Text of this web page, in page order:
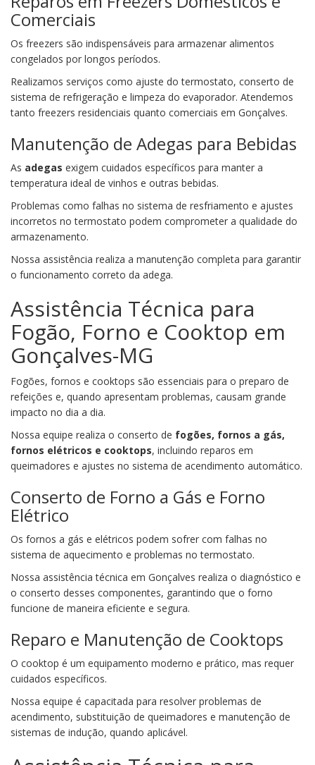
Comerciais
Os freezers são indispensáveis para armazenar alimentos
congelados por longos períodos.
Realizamos serviços como ajuste do termostato, conserto de
sistema de refrigeração e limpeza do evaporador. Atendemos
tanto freezers residenciais quanto comerciais em Gonçalves.
Manutenção de Adegas para Bebidas
As adegas exigem cuidados específicos para manter a
temperatura ideal de vinhos e outras bebidas.
Problemas como falhas no sistema de resfriamento e ajustes
incorretos no termostato podem comprometer a qualidade do
armazenamento.
Nossa assistência realiza a manutenção completa para garantir
o funcionamento correto da adega.
Assistência Técnica para
Fogão, Forno e Cooktop em
Gonçalves-MG
Fogões, fornos e cooktops são essenciais para o preparo de
refeições e, quando apresentam problemas, causam grande
impacto no dia a dia.
Nossa equipe realiza o conserto de fogões, fornos a gás,
fornos elétricos e cooktops, incluindo reparos em
queimadores e ajustes no sistema de acendimento automático.
Conserto de Forno a Gás e Forno
Elétrico
Os fornos a gás e elétricos podem sofrer com falhas no
sistema de aquecimento e problemas no termostato.
Nossa assistência técnica em Gonçalves realiza o diagnóstico e
o conserto desses componentes, garantindo que o forno
funcione de maneira eficiente e segura.
Reparo e Manutenção de Cooktops
O cooktop é um equipamento moderno e prático, mas requer
cuidados específicos.
Nossa equipe é capacitada para resolver problemas de
acendimento, substituição de queimadores e manutenção de
sistemas de indução, quando aplicável.